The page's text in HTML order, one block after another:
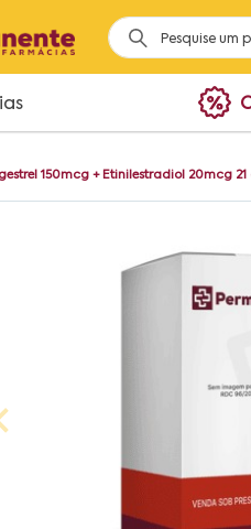
150mcg + Etinilestradiol 20mcg